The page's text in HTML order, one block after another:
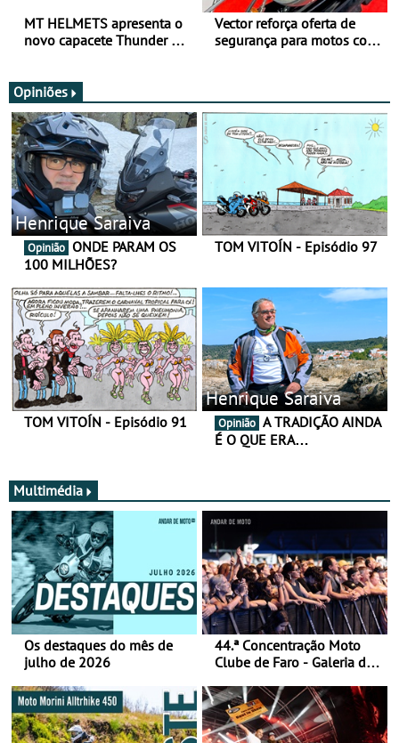
MT HELMETS apresenta o
novo capacete Thunder 4 R
Vector reforça oferta de
segurança para motos com
Opiniões
Henrique Saraiva
Opinião
100 MILHÕES?
TOM VITOÍN - Episódio 97
TOM VITOÍN - Episódio 91
Henrique Saraiva
Opinião
É O QUE ERA…
Multimédia
Os destaques do mês de
julho de 2026
44.ª Concentração Moto
Clube de Faro - Galeria de